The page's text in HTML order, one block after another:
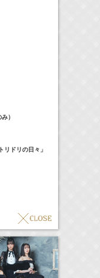
）
ドリの日々」